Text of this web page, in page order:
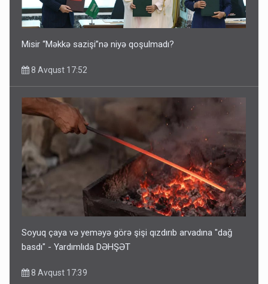
Misir “Məkkə sazişi”nə niyə qoşulmadı?
8 Avqust 17:52
Soyuq çaya və yeməyə görə şişi qızdırıb arvadına "dağ
basdı" - Yardımlıda DƏHŞƏT
8 Avqust 17:39